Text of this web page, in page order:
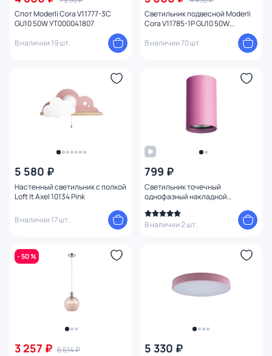
Спот Moderli Cora V11777-3C
GU10 50W УТ000041807
В наличии 19 шт.
Светильник подвесной Moderli
Cora V11785-1P GU10 50W
В наличии 70 шт.
5 580 ₽
Настенный светильник с полкой
Loft It Axel 10134 Pink
В наличии 17 шт.
799 ₽
Светильник точечный
однофазный накладной
розовый
В наличии 2 шт.
- 50 %
3 257 ₽ 6 514 ₽
5 330 ₽